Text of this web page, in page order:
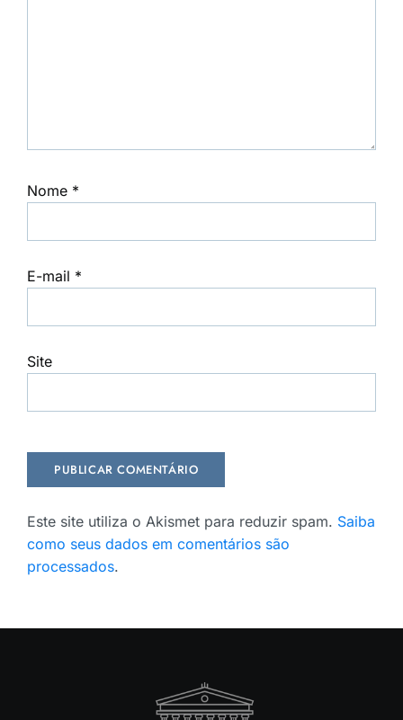
Nome *
E-mail *
Site
Este site utiliza o Akismet para reduzir spam. Saiba
como seus dados em comentários são
processados.